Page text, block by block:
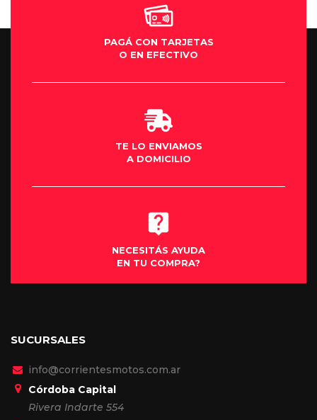
PAGÁ CON TARJETAS
O EN EFECTIVO
TE LO ENVIAMOS
A DOMICILIO
NECESITÁS AYUDA
EN TU COMPRA?
SUCURSALES
info@corrientesmotos.com.ar
Córdoba Capital
Rivera Indarte 554